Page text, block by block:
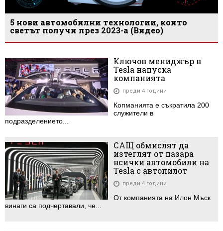
5 нови автомобилни технологии, които
светът получи през 2023-а (Видео)
Ключов мениджър в
Tesla напуска
компанията
преди 4 години
Копманията е съкратила 200
служители в
подразделението...
САЩ обмислят да
изтеглят от пазара
всички автомобили на
Tesla с автопилот
преди 4 години
От компанията на Илон Мъск
винаги са подчертавали, че...